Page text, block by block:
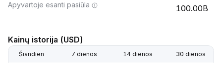
Apyvartoje esanti pasiūla 100.00B
Kainų istorija (USD)
Šiandien 7 dienos 14 dienos 30 dienos